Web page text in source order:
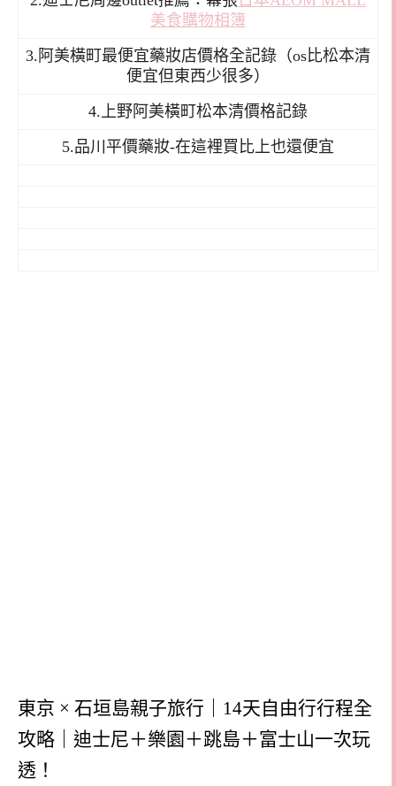
美食購物相簿
3.阿美橫町最便宜藥妝店價格全記錄（os比松本清
便宜但東西少很多）
4.上野阿美橫町松本清價格記錄
5.品川平價藥妝-在這裡買比上也還便宜
東京 × 石垣島親子旅行｜14天自由行行程全
攻略｜迪士尼＋樂園＋跳島＋富士山一次玩
透！